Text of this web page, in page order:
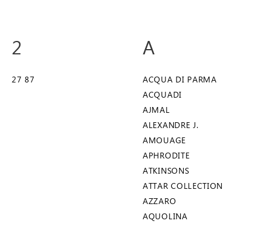
2
27 87
A
ACQUA DI PARMA
ACQUADI
AJMAL
ALEXANDRE J.
AMOUAGE
APHRODITE
ATKINSONS
ATTAR COLLECTION
AZZARO
​AQUOLINA